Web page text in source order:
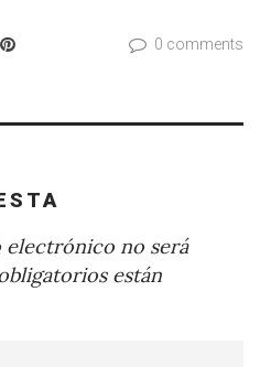
Pinterest 0 comments
no será
están